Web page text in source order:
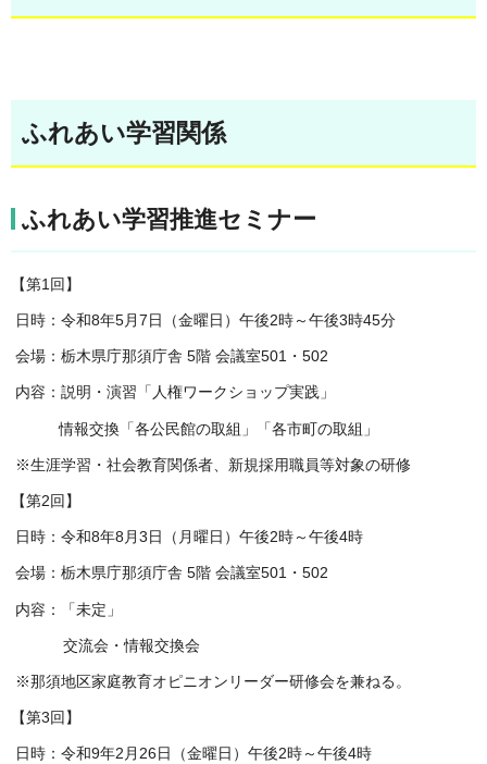
ふれあい学習関係
ふれあい学習推進セミナー
【第1回】
日時：令和8年5月7日（金曜日）午後2時～午後3時45分
会場：栃木県庁那須庁舎 5階 会議室501・502
内容：説明・演習「人権ワークショップ実践」
情報交換「各公民館の取組」「各市町の取組」
※生涯学習・社会教育関係者、新規採用職員等対象の研修
【第2回】
日時：令和8年8月3日（月曜日）午後2時～午後4時
会場：栃木県庁那須庁舎 5階 会議室501・502
内容：「未定」
交流会・情報交換会
※那須地区家庭教育オピニオンリーダー研修会を兼ねる。
【第3回】
日時：令和9年2月26日（金曜日）午後2時～午後4時